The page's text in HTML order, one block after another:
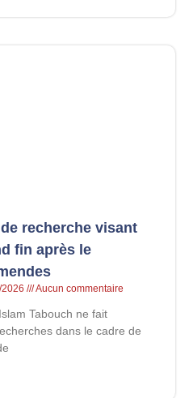
recherche visant
fin après le
2026 Aucun commentaire
Tabouch ne fait
dans le cadre de